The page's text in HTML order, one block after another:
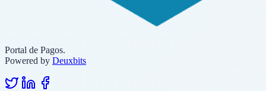
Portal de Pagos.
Powered by Deuxbits